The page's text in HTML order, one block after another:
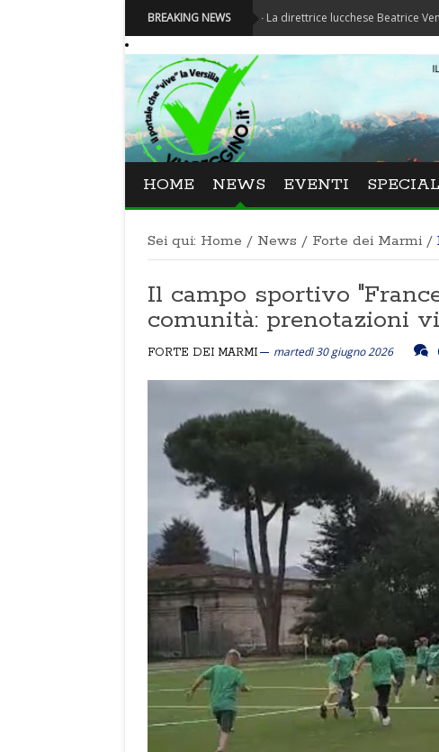
BREAKING NEWS
Festival La Versiliana - La direttrice lucchese Beatrice Venezi torna
HOME NEWS EVENTI
Sei qui: Home / News / Forte dei Marmi /
Il campo sportivo
comunità: prenotazioni
FORTE DEI MARMI martedì 30 giugno 2026